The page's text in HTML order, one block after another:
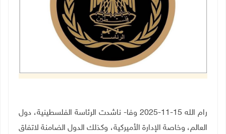
رام الله 15-11-2025 وفا- ناشدت الرئاسة الفلسطينية، دول
العالم، وخاصة الإدارة الأميركية، وكذلك الدول الضامنة لاتفاق